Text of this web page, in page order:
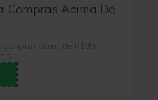
Compras Acima De
compras acima de R$99.